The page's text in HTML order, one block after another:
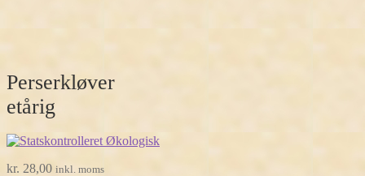
Perserkløver
etårig
kr. 28,00 inkl. moms